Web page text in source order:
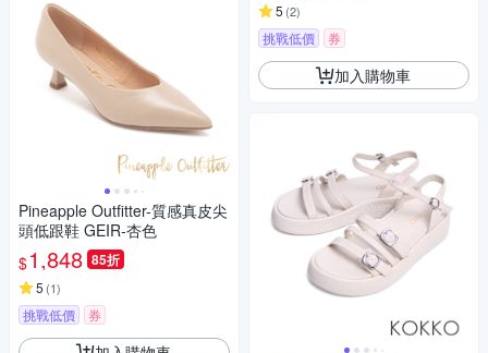
Pineapple Outfitter-質感真皮尖
頭低跟鞋 GEIR-杏色
$1,848 85折
5 (1)
挑戰低價 券
5 (2)
挑戰低價 券
加入購物車